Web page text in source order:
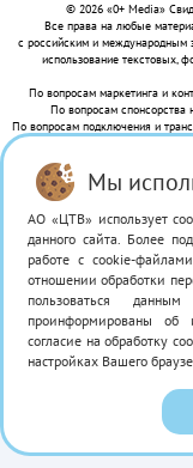
© 2026 «0+ Media»
Все права на любые
с российским и международным
использование текстовых,
По вопросам маркетинга и
По вопросам спонсорства
По вопросам подключения и
Мы
АО «ЦТВ» использует
данного сайта. Более
работе с cookie-
отношении обработки
пользоваться
проинформированы об
согласие на обработку
настройках Вашего